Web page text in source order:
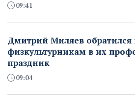
09:41
Дмитрий Миляев обратился
физкультурникам в их
праздник
09:04